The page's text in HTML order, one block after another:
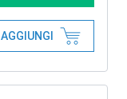
AGGIUNGI